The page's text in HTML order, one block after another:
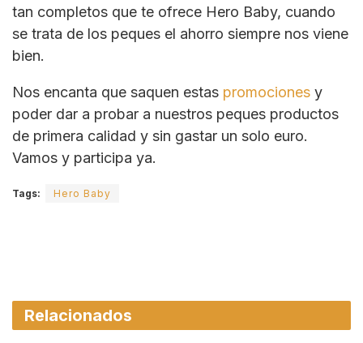
tan completos que te ofrece Hero Baby, cuando
se trata de los peques el ahorro siempre nos viene
bien.
Nos encanta que saquen estas promociones y
poder dar a probar a nuestros peques productos
de primera calidad y sin gastar un solo euro.
Vamos y participa ya.
Tags: Hero Baby
Relacionados